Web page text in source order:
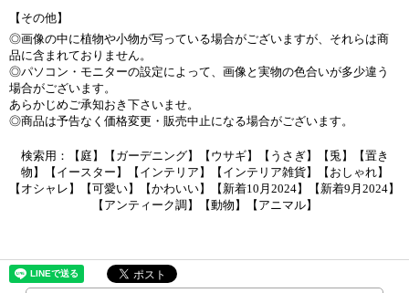
【その他】
◎画像の中に植物や小物が写っている場合がございますが、それらは商
品に含まれておりません。
◎パソコン・モニターの設定によって、画像と実物の色合いが多少違う
場合がございます。
あらかじめご承知おき下さいませ。
◎商品は予告なく価格変更・販売中止になる場合がございます。
検索用：【庭】【ガーデニング】【ウサギ】【うさぎ】【兎】【置き
物】【イースター】【インテリア】【インテリア雑貨】【おしゃれ】
【オシャレ】【可愛い】【かわいい】【新着10月2024】【新着9月2024】
【アンティーク調】【動物】【アニマル】